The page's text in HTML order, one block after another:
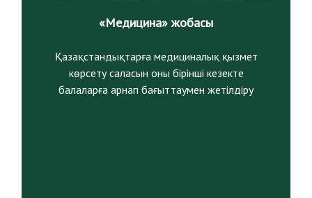
«Медицина» жобасы
Қазақстандықтарға медициналық қызмет
көрсету саласын оны бірінші кезекте
балаларға арнап бағыттаумен жетілдіру